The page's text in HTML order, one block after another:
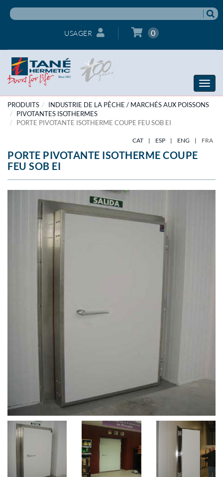
USAGER 0
Toggle
PRODUITS
INDUSTRIE DE LA PÊCHE / MARCHÉS AUX POISSONS
PIVOTANTES ISOTHERMES
PORTE PIVOTANTE ISOTHERME COUPE FEU SOB EI
CAT | ESP | ENG | FRA
PORTE PIVOTANTE ISOTHERME COUPE
FEU SOB EI